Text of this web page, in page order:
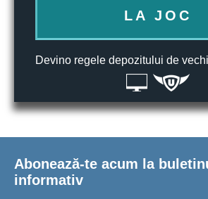
LA JOC
Devino regele depozitului de
Abonează-te acum la
informativ